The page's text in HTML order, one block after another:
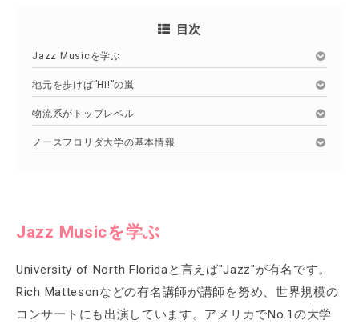
目次
Jazz Musicを学ぶ
地元を歩けば”Hi!”の嵐
物流系がトップレベル
ノースフロリダ大学の基本情報
Jazz Musicを学ぶ
University of North Floridaと言えば"Jazz"が有名です。
Rich Mattesonなどの有名講師が講師を努め、世界規模の
コンサートにも出演しています。アメリカでNo.1の大学